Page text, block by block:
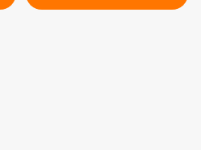
2 samedi 2 décembre. >